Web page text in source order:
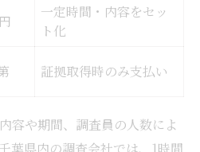
一定時間・内容をセッ
ト化
証拠取得時のみ支払い
容や期間、調査員の人数によ